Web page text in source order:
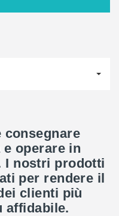
consegnare
operare in
I nostri prodotti
per rendere il
clienti più
affidabile.